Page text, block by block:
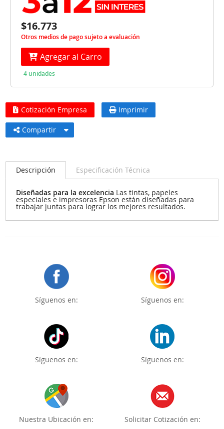
$16.773
Otros medios de pago sujeto a evaluación
Agregar al Carro
4 unidades
Cotización Empresa Imprimir
Compartir
Descripción Especificación Técnica
Diseñadas para la excelencia Las tintas, papeles
especiales e impresoras Epson están diseñadas para
trabajar juntas para lograr los mejores resultados.
Síguenos en: Síguenos en:
Síguenos en: Síguenos en:
Nuestra Ubicación en: Solicitar Cotización en: